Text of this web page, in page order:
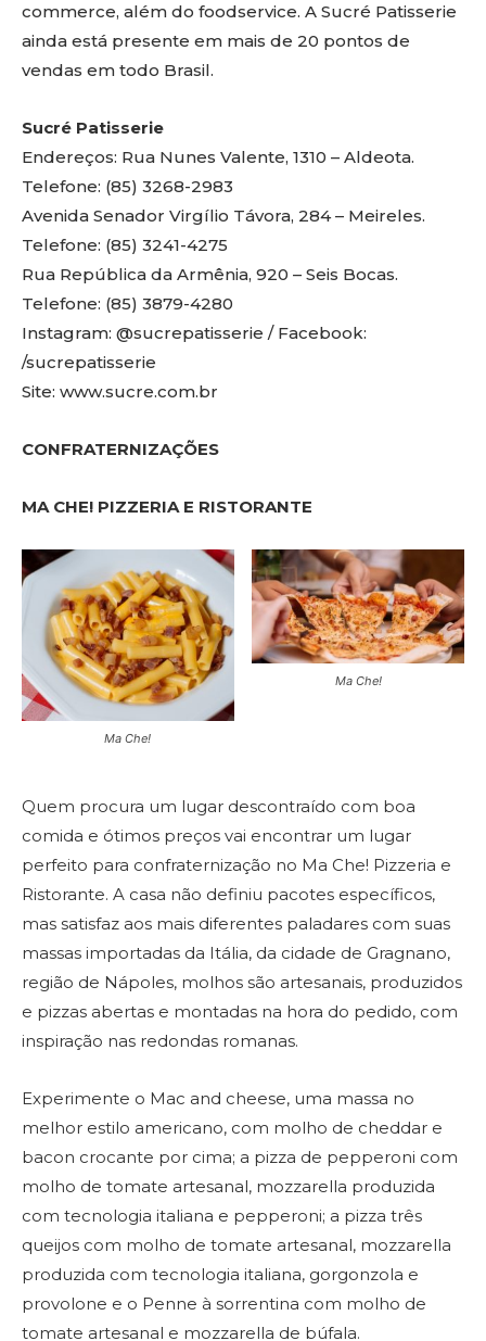
commerce, além do foodservice. A Sucré Patisserie
ainda está presente em mais de 20 pontos de
vendas em todo Brasil.
Sucré Patisserie
Endereços: Rua Nunes Valente, 1310 – Aldeota.
Telefone: (85) 3268-2983
Avenida Senador Virgílio Távora, 284 – Meireles.
Telefone: (85) 3241-4275
Rua República da Armênia, 920 – Seis Bocas.
Telefone: (85) 3879-4280
Instagram: @sucrepatisserie / Facebook:
/sucrepatisserie
Site: www.sucre.com.br
CONFRATERNIZAÇÕES
MA CHE! PIZZERIA E RISTORANTE
Ma Che!
Ma Che!
Quem procura um lugar descontraído com boa
comida e ótimos preços vai encontrar um lugar
perfeito para confraternização no Ma Che! Pizzeria e
Ristorante. A casa não definiu pacotes específicos,
mas satisfaz aos mais diferentes paladares com suas
massas importadas da Itália, da cidade de Gragnano,
região de Nápoles, molhos são artesanais, produzidos
e pizzas abertas e montadas na hora do pedido, com
inspiração nas redondas romanas.
Experimente o Mac and cheese, uma massa no
melhor estilo americano, com molho de cheddar e
bacon crocante por cima; a pizza de pepperoni com
molho de tomate artesanal, mozzarella produzida
com tecnologia italiana e pepperoni; a pizza três
queijos com molho de tomate artesanal, mozzarella
produzida com tecnologia italiana, gorgonzola e
provolone e o Penne à sorrentina com molho de
tomate artesanal e mozzarella de búfala.